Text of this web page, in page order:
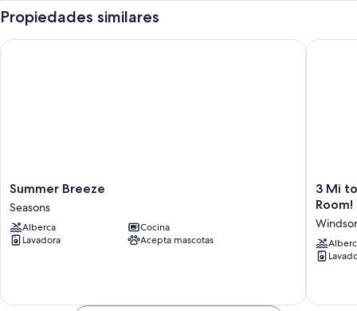
Propiedades similares
Summer
Breeze
Seasons
Summer Breeze
Seasons
Alberca
Cocina
Lavadora
Acepta mascotas
Summer Breeze
3
Mi
Wdw:
Windsor
Hills
Game
3 Mi
Room!
3 Mi to